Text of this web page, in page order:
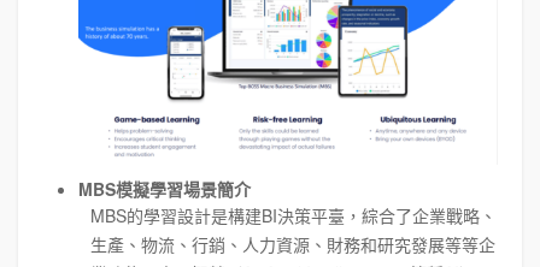
MBS模擬學習場景簡介
MBS的學習設計是構建BI決策平臺，綜合了企業戰略、
生產、物流、行銷、人力資源、財務和研究發展等等企